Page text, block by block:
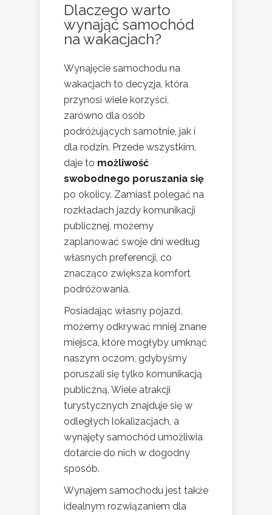
Dlaczego warto
wynająć samochód
na wakacjach?
Wynajęcie samochodu na
wakacjach to decyzja, która
przynosi wiele korzyści,
zarówno dla osób
podróżujących samotnie, jak i
dla rodzin. Przede wszystkim,
daje to możliwość
swobodnego poruszania się
po okolicy. Zamiast polegać na
rozkładach jazdy komunikacji
publicznej, możemy
zaplanować swoje dni według
własnych preferencji, co
znacząco zwiększa komfort
podróżowania.
Posiadając własny pojazd,
możemy odkrywać mniej znane
miejsca, które mogłyby umknąć
naszym oczom, gdybyśmy
poruszali się tylko komunikacją
publiczną. Wiele atrakcji
turystycznych znajduje się w
odległych lokalizacjach, a
wynajęty samochód umożliwia
dotarcie do nich w dogodny
sposób.
Wynajem samochodu jest także
idealnym rozwiązaniem dla